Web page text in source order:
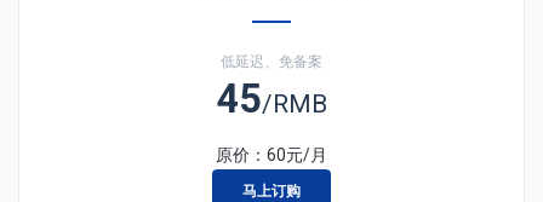
低延迟、免备案
45/RMB
原价： 60元/月
马上订购